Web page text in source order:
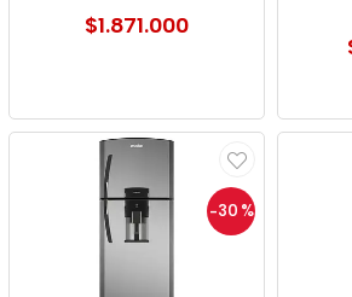
$1.871.000
-30 %